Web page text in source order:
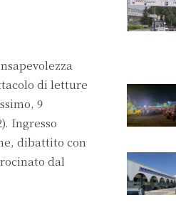
di letture
9
Ingresso
dibattito con
dal